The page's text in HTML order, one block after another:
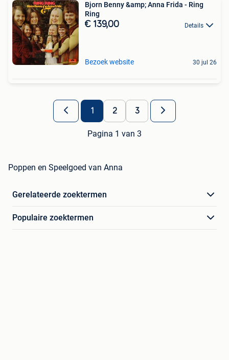
Bjorn Benny &amp; Anna Frida - Ring
Ring
€ 139,00 Details
Bezoek website 30 jul 26
1 2 3
Pagina 1 van 3
Poppen en Speelgoed van Anna
Gerelateerde zoektermen
Populaire zoektermen